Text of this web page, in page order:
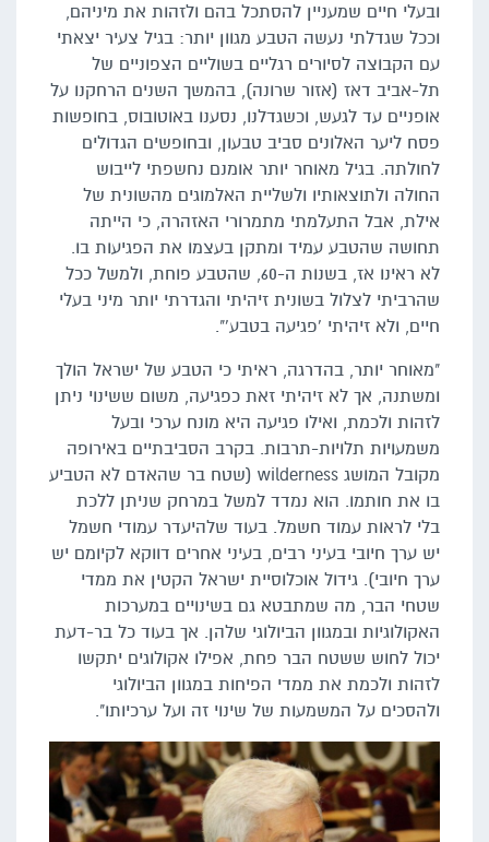
ובעלי חיים שמעניין להסתכל בהם ולזהות את מיניהם,
וככל שגדלתי נעשה הטבע מגוון יותר: בגיל צעיר יצאתי
עם הקבוצה לסיורים רגליים בשוליים הצפוניים של
תל-אביב דאז (אזור שרונה), בהמשך השנים הרחקנו על
אופניים עד לגעש, וכשגדלנו, נסענו באוטובוס, בחופשות
פסח ליער האלונים סביב טבעון, ובחופשים הגדולים
לחולתה. בגיל מאוחר יותר אומנם נחשפתי לייבוש
החולה ולתוצאותיו ולשליית האלמוגים מהשונית של
אילת, אבל התעלמתי מתמרורי האזהרה, כי הייתה
תחושה שהטבע עמיד ומתקן בעצמו את הפגיעות בו.
לא ראינו אז, בשנות ה-60, שהטבע פוחת, ולמשל ככל
שהרביתי לצלול בשונית זיהיתי והגדרתי יותר מיני בעלי
חיים, ולא זיהיתי 'פגיעה בטבע'".
"מאוחר יותר, בהדרגה, ראיתי כי הטבע של ישראל הולך
ומשתנה, אך לא זיהיתי זאת כפגיעה, משום ששינוי ניתן
לזהות ולכמת, ואילו פגיעה היא מונח ערכי ובעל
משמעויות תלויות-תרבות. בקרב הסביבתיים באירופה
מקובל המושג wilderness (שטח בר שהאדם לא הטביע
בו את חותמו. הוא נמדד למשל במרחק שניתן ללכת
בלי לראות עמוד חשמל. בעוד שלהיעדר עמודי חשמל
יש ערך חיובי בעיני רבים, בעיני אחרים דווקא לקיומם יש
ערך חיובי). גידול אוכלוסיית ישראל הקטין את ממדי
שטחי הבר, מה שמתבטא גם בשינויים במערכות
האקולוגיות ובמגוון הביולוגי שלהן. אך בעוד כל בר-דעת
יכול לחוש ששטח הבר פחת, אפילו אקולוגים יתקשו
לזהות ולכמת את ממדי הפיחות במגוון הביולוגי
ולהסכים על המשמעות של שינוי זה ועל ערכיותו".